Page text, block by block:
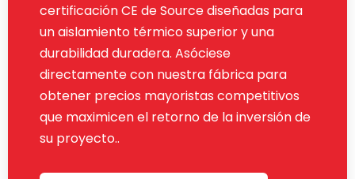
certificación CE de Source diseñadas para
un aislamiento térmico superior y una
durabilidad duradera. Asóciese
directamente con nuestra fábrica para
obtener precios mayoristas competitivos
que maximicen el retorno de la inversión de
su proyecto..